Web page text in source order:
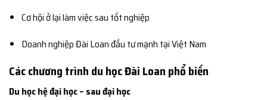
Cơ hội ở lại làm việc sau tốt nghiệp
Doanh nghiệp Đài Loan đầu tư mạnh tại Việt Nam
Các chương trình du học Đài Loan phổ biến
Du học hệ đại học – sau đại học